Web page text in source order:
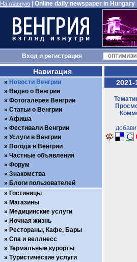
На главную Online daily newspaper in Hungary
Входи регистрация
2021-
Навигация
Новости Венгрии
Видео о Венгрии
Фотогалерея Венгрии
Статьи о Венгрии
Афиша
Фестивали Венгрии
Услуги в Венгрии
Погода в Венгрии
Частные объявления
Форум
Знакомства
Блоги пользователей
Гостиницы
Магазины
Медицинские услуги
Ночная жизнь
Рестораны, Кафе, Бары
Спа и веллнесс
Термальные курорты
Туристические услуги